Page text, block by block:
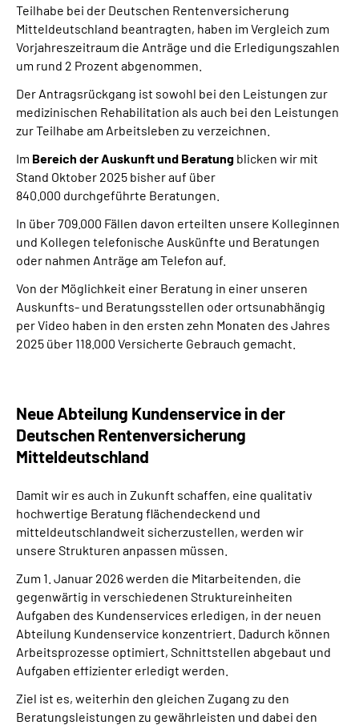
Teilhabe bei der Deutschen Rentenversicherung
Mitteldeutschland beantragten, haben im Vergleich zum
Vorjahreszeitraum die Anträge und die Erledigungszahlen
um rund 2 Prozent abgenommen.
Der Antragsrückgang ist sowohl bei den Leistungen zur
medizinischen Rehabilitation als auch bei den Leistungen
zur Teilhabe am Arbeitsleben zu verzeichnen.
Im Bereich der Auskunft und Beratung blicken wir mit
Stand Oktober 2025 bisher auf über
840.000 durchgeführte Beratungen.
In über 709.000 Fällen davon erteilten unsere Kolleginnen
und Kollegen telefonische Auskünfte und Beratungen
oder nahmen Anträge am Telefon auf.
Von der Möglichkeit einer Beratung in einer unseren
Auskunfts- und Beratungsstellen oder ortsunabhängig
per Video haben in den ersten zehn Monaten des Jahres
2025 über 118.000 Versicherte Gebrauch gemacht.
Neue Abteilung Kundenservice in der
Deutschen Rentenversicherung
Mitteldeutschland
Damit wir es auch in Zukunft schaffen, eine qualitativ
hochwertige Beratung flächendeckend und
mitteldeutschlandweit sicherzustellen, werden wir
unsere Strukturen anpassen müssen.
Zum 1. Januar 2026 werden die Mitarbeitenden, die
gegenwärtig in verschiedenen Struktureinheiten
Aufgaben des Kundenservices erledigen, in der neuen
Abteilung Kundenservice konzentriert. Dadurch können
Arbeitsprozesse optimiert, Schnittstellen abgebaut und
Aufgaben effizienter erledigt werden.
Ziel ist es, weiterhin den gleichen Zugang zu den
Beratungsleistungen zu gewährleisten und dabei den